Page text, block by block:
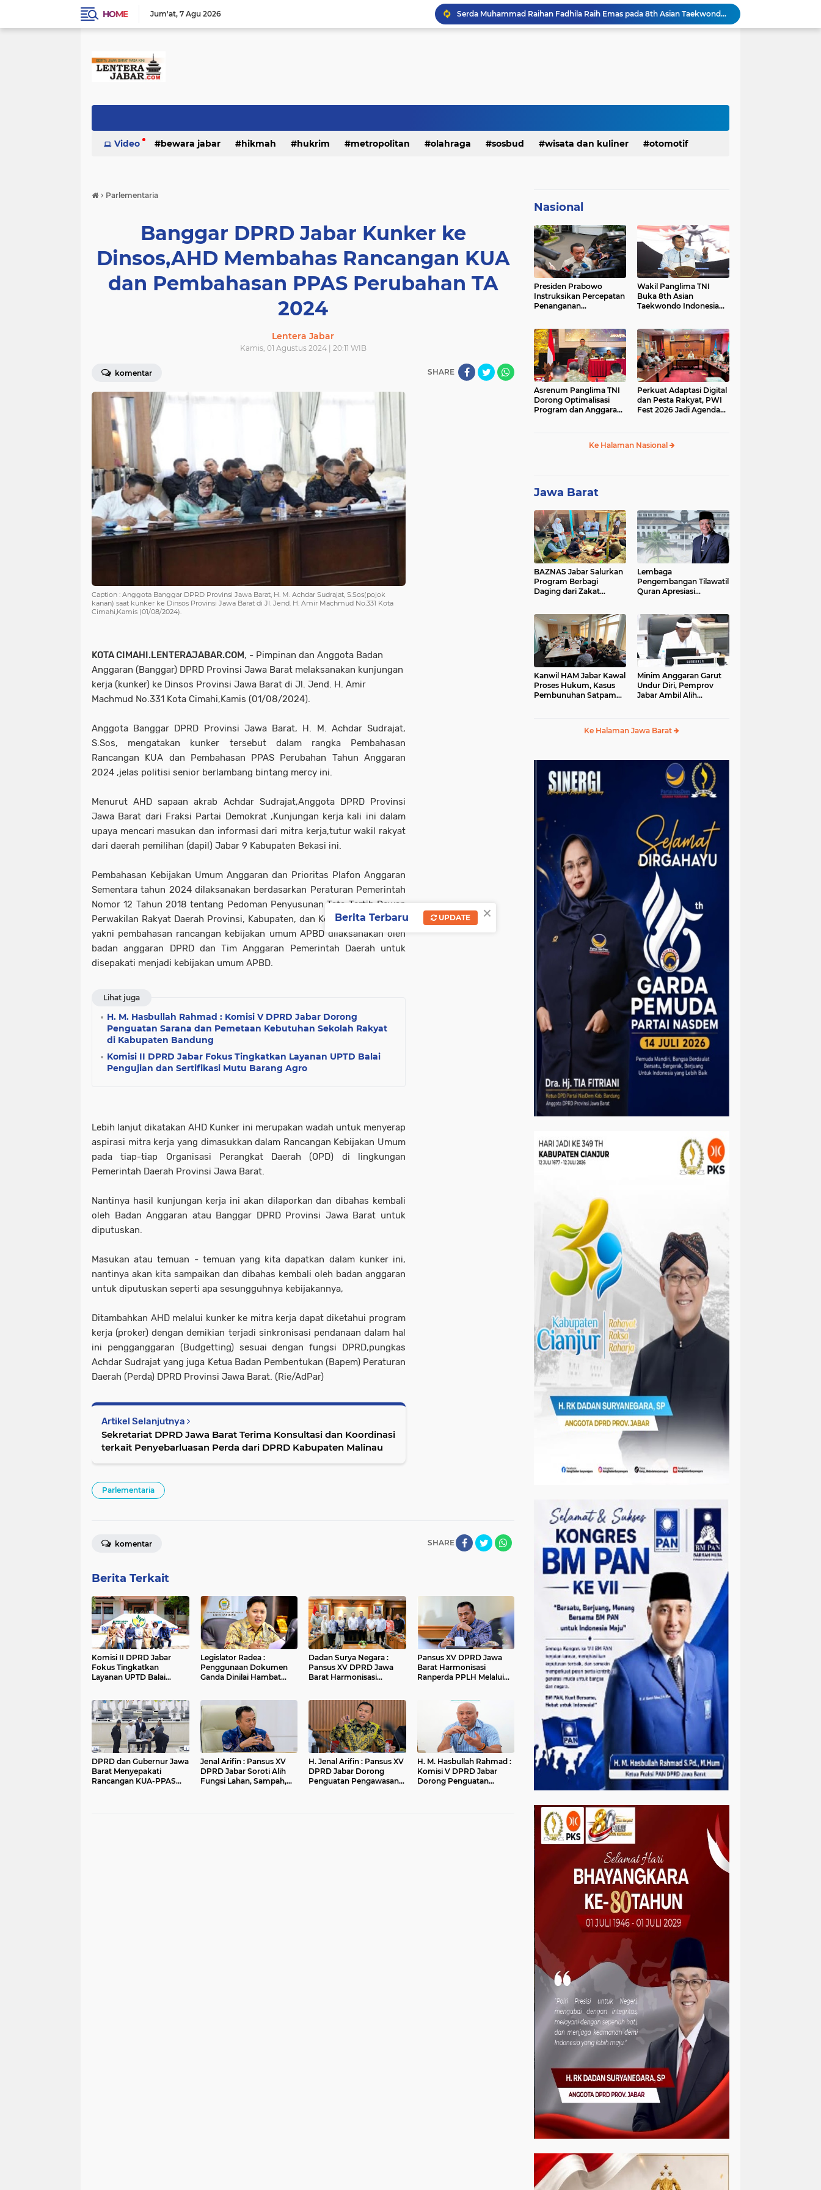
HOME Jum'at 7 Agu 2026
Presiden Prabowo Instruksikan Percepatan Penanganan Pemadaman Listrik & Jaga Stabilitas Harga BBM
BAZNAS Jabar Salurkan Program Berbagi Daging dari Zakat Pengguna BRImo untuk Masyarakat Desa Ciririp Purwakarta
Pemkot Siapkan 100 Armada Pengangkut Sampah Bila TPPAS Legok Nangka Beroperasi
Video bewara jabar hikmah hukrim metropolitan olahraga sosbud wisata dan kuliner otomotif
› Parlementaria
Banggar DPRD Jabar Kunker ke
Dinsos,AHD Membahas Rancangan KUA
dan Pembahasan PPAS Perubahan TA
2024
Lentera Jabar
Kamis, 01 Agustus 2024 | 20:11 WIB
komentar SHARE
Caption : Anggota Banggar DPRD Provinsi Jawa Barat, H. M. Achdar Sudrajat, S.Sos(pojok
kanan) saat kunker ke Dinsos Provinsi Jawa Barat di Jl. Jend. H. Amir Machmud No.331 Kota
Cimahi,Kamis (01/08/2024).
KOTA CIMAHI.LENTERAJABAR.COM, - Pimpinan dan Anggota Badan
Anggaran (Banggar) DPRD Provinsi Jawa Barat melaksanakan kunjungan
kerja (kunker) ke Dinsos Provinsi Jawa Barat di Jl. Jend. H. Amir
Machmud No.331 Kota Cimahi,Kamis (01/08/2024).
Anggota Banggar DPRD Provinsi Jawa Barat, H. M. Achdar Sudrajat,
S.Sos, mengatakan kunker tersebut dalam rangka Pembahasan
Rancangan KUA dan Pembahasan PPAS Perubahan Tahun Anggaran
2024 ,jelas politisi senior berlambang bintang mercy ini.
Menurut AHD sapaan akrab Achdar Sudrajat,Anggota DPRD Provinsi
Jawa Barat dari Fraksi Partai Demokrat ,Kunjungan kerja kali ini dalam
upaya mencari masukan dan informasi dari mitra kerja,tutur wakil rakyat
dari daerah pemilihan (dapil) Jabar 9 Kabupaten Bekasi ini.
Pembahasan Kebijakan Umum Anggaran dan Prioritas Plafon Anggaran
Sementara tahun 2024 dilaksanakan berdasarkan Peraturan Pemerintah
Nomor 12 Tahun 2018 tentang Pedoman Penyusunan Tata Tertib Dewan
Perwakilan Rakyat Daerah Provinsi, Kabupaten, dan Kota pasal 16 ayat 2
yakni pembahasan rancangan kebijakan umum APBD dilaksanakan oleh
badan anggaran DPRD dan Tim Anggaran Pemerintah Daerah untuk
disepakati menjadi kebijakan umum APBD.
Lihat juga
H. M. Hasbullah Rahmad : Komisi V DPRD Jabar Dorong
Penguatan Sarana dan Pemetaan Kebutuhan Sekolah Rakyat
di Kabupaten Bandung
Komisi II DPRD Jabar Fokus Tingkatkan Layanan UPTD Balai
Pengujian dan Sertifikasi Mutu Barang Agro
Lebih lanjut dikatakan AHD Kunker ini merupakan wadah untuk menyerap
aspirasi mitra kerja yang dimasukkan dalam Rancangan Kebijakan Umum
pada tiap-tiap Organisasi Perangkat Daerah (OPD) di lingkungan
Pemerintah Daerah Provinsi Jawa Barat.
Nantinya hasil kunjungan kerja ini akan dilaporkan dan dibahas kembali
oleh Badan Anggaran atau Banggar DPRD Provinsi Jawa Barat untuk
diputuskan.
Masukan atau temuan - temuan yang kita dapatkan dalam kunker ini,
nantinya akan kita sampaikan dan dibahas kembali oleh badan anggaran
untuk diputuskan seperti apa sesungguhnya kebijakannya,
Ditambahkan AHD melalui kunker ke mitra kerja dapat diketahui program
kerja (proker) dengan demikian terjadi sinkronisasi pendanaan dalam hal
ini pengganggaran (Budgetting) sesuai dengan fungsi DPRD,pungkas
Achdar Sudrajat yang juga Ketua Badan Pembentukan (Bapem) Peraturan
Daerah (Perda) DPRD Provinsi Jawa Barat. (Rie/AdPar)
Artikel Selanjutnya
Sekretariat DPRD Jawa Barat Terima Konsultasi dan Koordinasi
terkait Penyebarluasan Perda dari DPRD Kabupaten Malinau
Parlementaria
SHARE
komentar
Berita Terkait
Komisi II DPRD Jabar
Fokus Tingkatkan
Layanan UPTD Balai
Legislator Radea :
Penggunaan Dokumen
Ganda Dinilai Hambat
Sampah di Kota Bandung
Dadan Surya Negara :
Pansus XV DPRD Jawa
Barat Harmonisasi
Pansus XV DPRD Jawa
Barat Harmonisasi
Ranperda PPLH Melalui
DPRD dan Gubernur Jawa
Barat Menyepakati
Rancangan KUA-PPAS
Jenal Arifin : Pansus XV
DPRD Jabar Soroti Alih
Fungsi Lahan, Sampah,
H. Jenal Arifin : Pansus XV
DPRD Jabar Dorong
Penguatan Pengawasan
H. M. Hasbullah Rahmad :
Komisi V DPRD Jabar
Dorong Penguatan
Nasional
Presiden Prabowo
Instruksikan Percepatan
Penanganan
BBM
Wakil Panglima TNI
Buka 8th Asian
Taekwondo Indonesia
Asrenum Panglima TNI
Dorong Optimalisasi
Program dan Anggaran
Perkuat Adaptasi Digital
dan Pesta Rakyat, PWI
Fest 2026 Jadi Agenda
Ke Halaman Nasional
Jawa Barat
BAZNAS Jabar Salurkan
Program Berbagi
Daging dari Zakat
Purwakarta
Lembaga
Pengembangan Tilawatil
Quran Apresiasi
Langsung MTQ Jabar
Kanwil HAM Jabar Kawal
Proses Hukum, Kasus
Pembunuhan Satpam
Minim Anggaran Garut
Undur Diri, Pemprov
Jabar Ambil Alih
Ke Halaman Jawa Barat
×
Berita Terbaru UPDATE